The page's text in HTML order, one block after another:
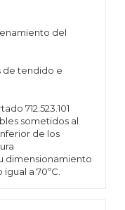
del
de tendido e
712.523.101
sometidos al
de los
dimensionamiento
a 70ºC.